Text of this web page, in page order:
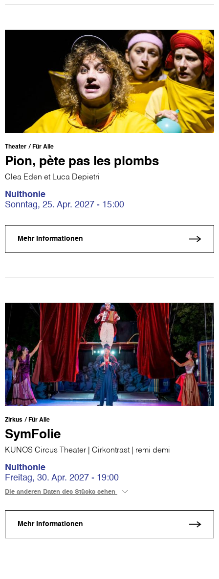
Theater Für Alle
Pion, pète pas les plombs
Clea Eden et Luca Depietri
Nuithonie
Sonntag, 25. Apr. 2027 - 15:00
Mehr Informationen
Zirkus Für Alle
SymFolie
KUNOS Circus Theater | Cirkontrast | remi demi
Nuithonie
Freitag, 30. Apr. 2027 - 19:00
Die anderen Daten des Stücks sehen
Mehr Informationen